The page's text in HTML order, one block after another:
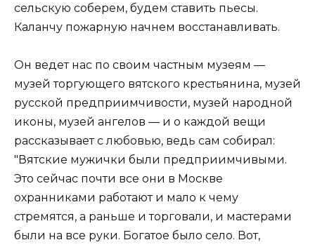
сельскую соберем, будем ставить пьесы.
Каланчу пожарную начнем восстанавливать.
Он ведет нас по своим частным музеям —
музей торгующего вятского крестьянина, музей
русской предприимчивости, музей народной
иконы, музей ангелов — и о каждой вещи
рассказывает с любовью, ведь сам собирал:
"Вятские мужички были предприимчивыми.
Это сейчас почти все они в Москве
охранниками работают и мало к чему
стремятся, а раньше и торговали, и мастерами
были на все руки. Богатое было село. Вот,